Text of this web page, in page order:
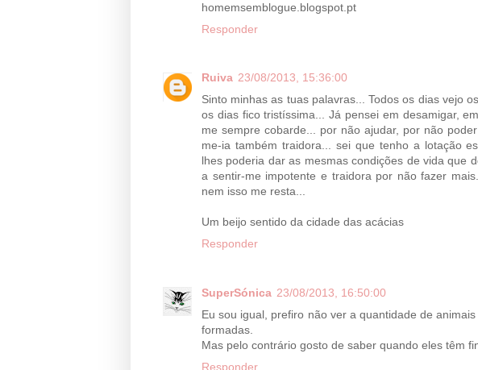
homemsemblogue.blogspot.pt
Responder
Ruiva 23/08/2013, 15:36:00
Sinto minhas as tuas palavras... Todos os dias vejo
os dias fico tristíssima... Já pensei em desamigar,
me sempre cobarde... por não ajudar, por não
me-ia também traidora... sei que tenho a lotação
lhes poderia dar as mesmas condições de vida que
a sentir-me impotente e traidora por não fazer
nem isso me resta...
Um beijo sentido da cidade das acácias
Responder
SuperSónica 23/08/2013, 16:50:00
Eu sou igual, prefiro não ver a quantidade de
formadas.
Mas pelo contrário gosto de saber quando eles têm
Responder